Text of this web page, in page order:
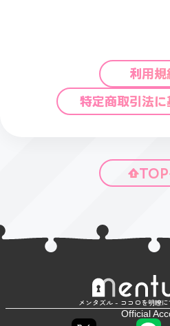
利用規
特定商取引法に
TOP
メンタズル - ココロを明瞭
Official